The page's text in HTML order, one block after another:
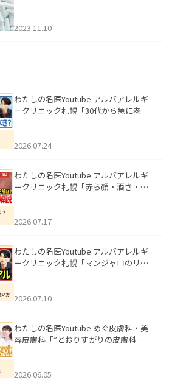
2023.11.10
わたしの名医Youtube アルバアレルギ
ークリニック札幌「30代から急に老け
た。
2026.07.24
わたしの名医Youtube アルバアレルギ
ークリニック札幌「赤ら顔・酒さ・ニ
した。
2026.07.17
わたしの名医Youtube アルバアレルギ
ークリニック札幌「マンジャロのリア
た。
2026.07.10
わたしの名医Youtube めぐ皮膚科・美
容皮膚科「”とおりすがりの皮膚科
2026.06.05